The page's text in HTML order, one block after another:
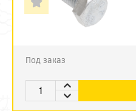
Под заказ